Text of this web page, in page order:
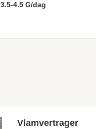
3.5-4.5 G/dag
Vlamvertrager